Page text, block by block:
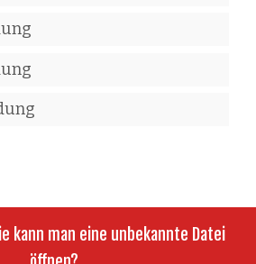
kann man eine unbekannte Datei